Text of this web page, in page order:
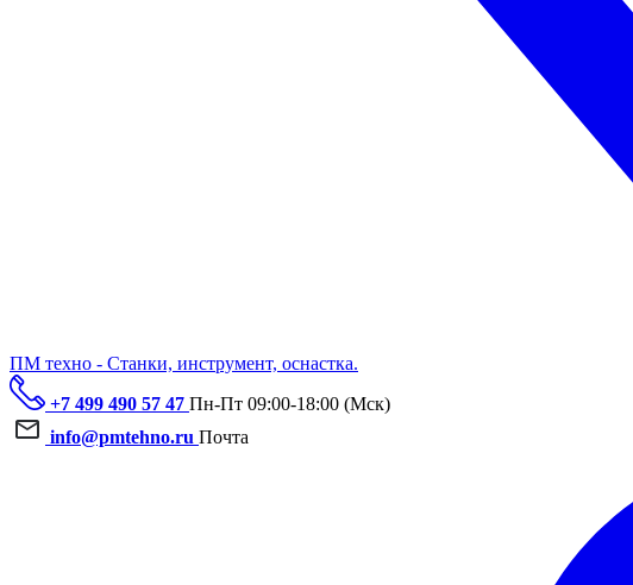
ПМ техно - Станки, инструмент, оснастка.
+7 499 490 57 47 Пн-Пт 09:00-18:00 (Мск)
info@pmtehno.ru Почта